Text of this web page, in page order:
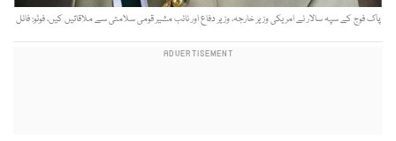
پاک فوج کے سپہ سالار نے امریکی وزیر خارجہ، وزیر دفاع اور نائب مشیر قومی سلامتی سے ملاقاتیں کیں، فوٹو: فائل